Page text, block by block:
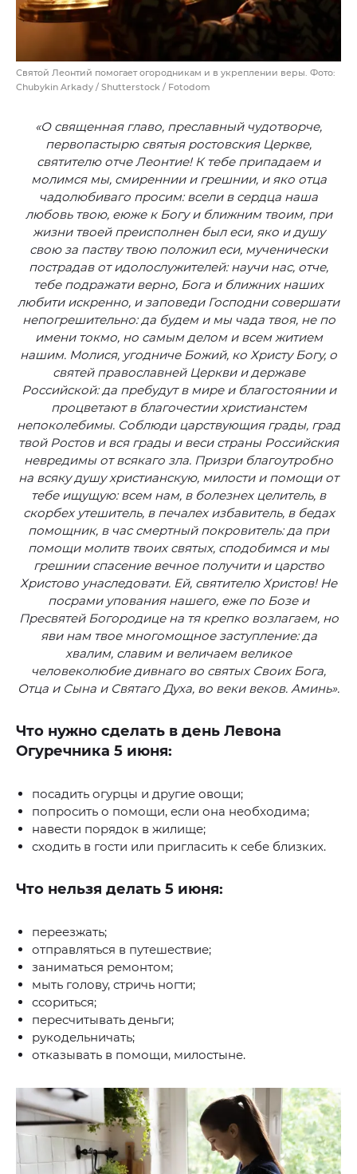
Святой Леонтий помогает огородникам и в укреплении веры. Фото:
Chubykin Arkady / Shutterstock / Fotodom
«О священная главо, преславный чудотворче,
первопастырю святыя ростовския Церкве,
святителю отче Леонтие! К тебе припадаем и
молимся мы, смиреннии и грешнии, и яко отца
чадолюбиваго просим: всели в сердца наша
любовь твою, еюже к Богу и ближним твоим, при
жизни твоей преисполнен был еси, яко и душу
свою за паству твою положил еси, мученически
пострадав от идолослужителей: научи нас, отче,
тебе подражати верно, Бога и ближних наших
любити искренно, и заповеди Господни совершати
непогрешительно: да будем и мы чада твоя, не по
имени токмо, но самым делом и всем житием
нашим. Молися, угодниче Божий, ко Христу Богу, о
святей православней Церкви и державе
Российской: да пребудут в мире и благостоянии и
процветают в благочестии христианстем
непоколебимы. Соблюди царствующия грады, град
твой Ростов и вся грады и веси страны Российския
невредимы от всякаго зла. Призри благоутробно
на всяку душу христианскую, милости и помощи от
тебе ищущую: всем нам, в болезнех целитель, в
скорбех утешитель, в печалех избавитель, в бедах
помощник, в час смертный покровитель: да при
помощи молитв твоих святых, сподобимся и мы
грешнии спасение вечное получити и царство
Христово унаследовати. Ей, святителю Христов! Не
посрами упования нашего, еже по Бозе и
Пресвятей Богородице на тя крепко возлагаем, но
яви нам твое многомощное заступление: да
хвалим, славим и величаем великое
человеколюбие дивнаго во святых Своих Бога,
Отца и Сына и Святаго Духа, во веки веков. Аминь».
Что нужно сделать в день Левона
Огуречника 5 июня:
посадить огурцы и другие овощи;
попросить о помощи, если она необходима;
навести порядок в жилище;
сходить в гости или пригласить к себе близких.
Что нельзя делать 5 июня:
переезжать;
отправляться в путешествие;
заниматься ремонтом;
мыть голову, стричь ногти;
ссориться;
пересчитывать деньги;
рукодельничать;
отказывать в помощи, милостыне.